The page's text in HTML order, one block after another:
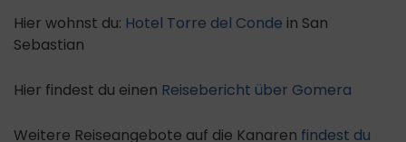
Hier wohnst du: Hotel Torre del Conde in San
Sebastian
Hier findest du einen Reisebericht über Gomera
Weitere Reiseangebote auf die Kanaren findest du